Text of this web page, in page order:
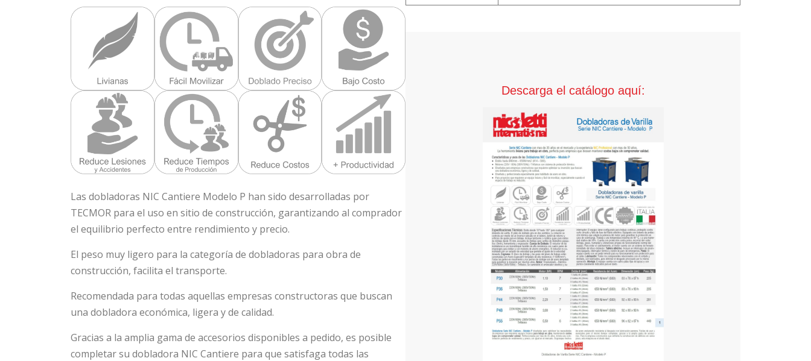
Las dobladoras NIC Cantiere Modelo P han sido desarrolladas por
TECMOR para el uso en sitio de construcción, garantizando al comprador
el equilibrio perfecto entre rendimiento y precio.
El peso muy ligero para la categoría de dobladoras para obra de
construcción, facilita el transporte.
Recomendada para todas aquellas empresas constructoras que buscan
una dobladora económica, ligera y de calidad.
Gracias a la amplia gama de accesorios disponibles a pedido, es posible
completar su dobladora NIC Cantiere para que satisfaga todas las
Descarga el catálogo aquí: